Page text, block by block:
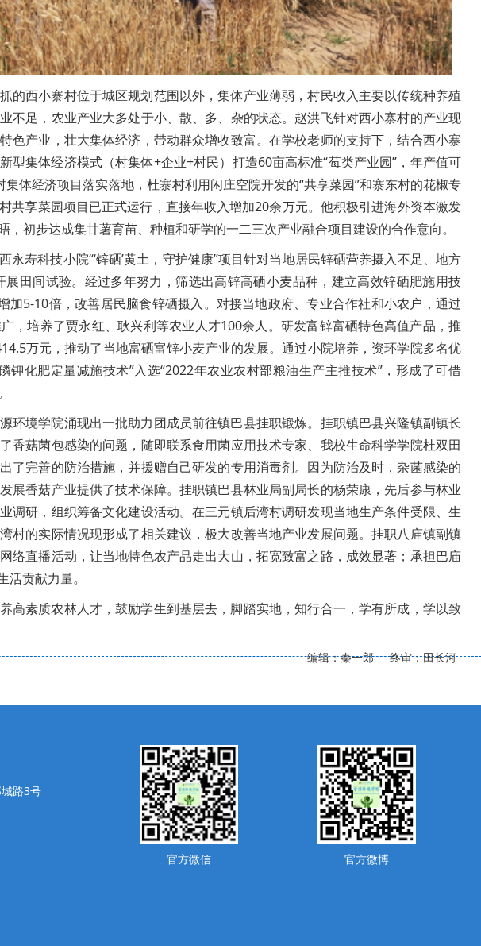
的西小寨村位于城区规划范围以外，集体产业薄弱，村民收入主要以传统种养殖
不足，农业产业大多处于小、散、多、杂的状态。赵洪飞针对西小寨村的产业现
色产业，壮大集体经济，带动群众增收致富。在学校老师的支持下，结合西小寨
型集体经济模式（村集体+企业+村民）打造60亩高标准“莓类产业园”，年产值可
体经济项目落实落地，杜寨村利用闲庄空院开发的“共享菜园”和寨东村的花椒专
共享菜园项目已正式运行，直接年收入增加20余万元。他积极引进海外资本激发
初步达成集甘薯育苗、种植和研学的一二三次产业融合项目建设的合作意向。
寿科技小院“‘锌硒’黄土，守护健康”项目针对当地居民锌硒营养摄入不足、地方
田间试验。经过多年努力，筛选出高锌高硒小麦品种，建立高效锌硒肥施用技
加5-10倍，改善居民脑食锌硒摄入。对接当地政府、专业合作社和小农户，通过
，培养了贾永红、耿兴利等农业人才100余人。研发富锌富硒特色高值产品，推
万元，推动了当地富硒富锌小麦产业的发展。通过小院培养，资环学院多名优
钾化肥定量减施技术”入选“2022年农业农村部粮油生产主推技术”，形成了可借
环境学院涌现出一批助力团成员前往镇巴县挂职锻炼。挂职镇巴县兴隆镇副镇长
香菇菌包感染的问题，随即联系食用菌应用技术专家、我校生命科学学院杜双田
了完善的防治措施，并援赠自己研发的专用消毒剂。因为防治及时，杂菌感染的
展香菇产业提供了技术保障。挂职镇巴县林业局副局长的杨荣康，先后参与林业
调研，组织筹备文化建设活动。在三元镇后湾村调研发现当地生产条件受限、生
村的实际情况现形成了相关建议，极大改善当地产业发展问题。挂职八庙镇副镇
络直播活动，让当地特色农产品走出大山，拓宽致富之路，成效显著；承担巴庙
贡献力量。
高素质农林人才，鼓励学生到基层去，脚踏实地，知行合一，学有所成，学以致
编辑：秦一郎 终审：田长河
城路3号
官方微信 官方微博